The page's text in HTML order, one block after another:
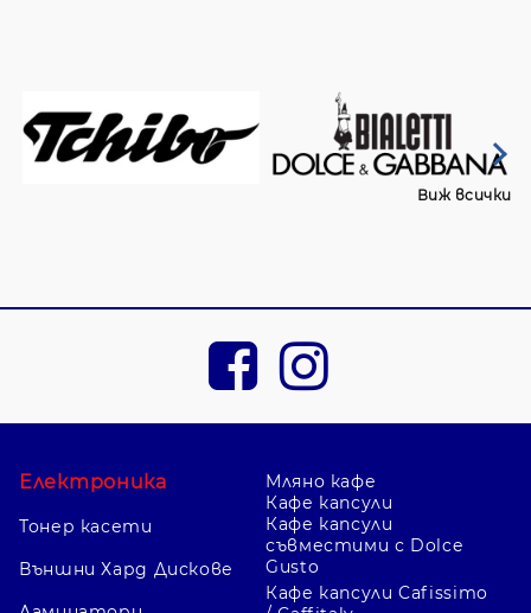
Виж всички
Електроника
Тонер касети
Външни Хард Дискове
Мляно кафе
Кафе капсули
Кафе капсули
съвместими с Dolce
Gusto
Кафе капсули Cafissimo